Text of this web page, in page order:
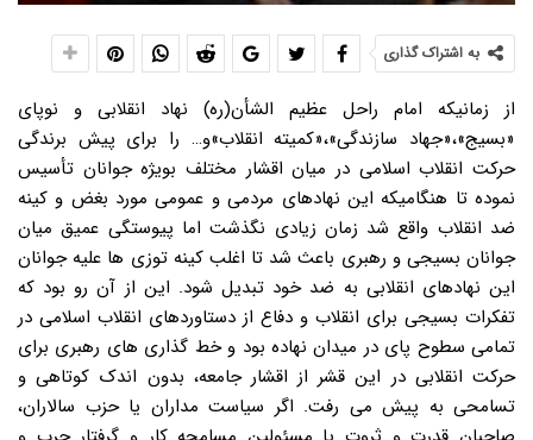
به اشتراک گذاری
از زمانیکه امام راحل عظیم الشأن(ره) نهاد انقلابی و نوپای
«بسیج»،«جهاد سازندگی»،«کمیته انقلاب»و… را برای پیش برندگی
حرکت انقلاب اسلامی در میان اقشار مختلف بویژه جوانان تأسیس
نموده تا هنگامیکه این نهادهای مردمی و عمومی مورد بغض و کینه
ضد انقلاب واقع شد زمان زیادی نگذشت اما پیوستگی عمیق میان
جوانان بسیجی و رهبری باعث شد تا اغلب کینه توزی ها علیه جوانان
این نهادهای انقلابی به ضد خود تبدیل شود. این از آن رو بود که
تفکرات بسیجی برای انقلاب و دفاع از دستاوردهای انقلاب اسلامی در
تمامی سطوح پای در میدان نهاده بود و خط گذاری های رهبری برای
حرکت انقلابی در این قشر از اقشار جامعه، بدون اندک کوتاهی و
تسامحی به پیش می رفت. اگر سیاست مداران یا حزب سالاران،